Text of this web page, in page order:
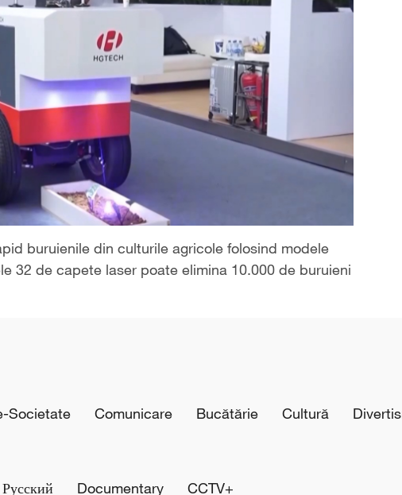
buruienile din culturile agricole folosind modele
32 de capete laser poate elimina 10.000 de buruieni
Societate Comunicare Bucătărie Cultură
Русский Documentary CCTV+